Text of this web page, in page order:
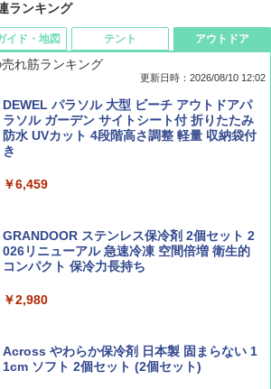
ランキング
BE-PAL(ビ-パル) 2026年 10 月号【特別付録:
ノルディスク 4ホール鋳鉄スキレット】
￥1,540
SOTO ミニマル"旅"財布 ランダム2種】
￥1,500
誌] (ＤＩＳＮＥＹ ＦＡＮ)
イド・地図
地球の歩き方 スター・ウォーズ
￥2,695
力的な町 2026～2027 地球の歩き方D アジア
￥2,079
球の歩き方A ヨーロッパ
テント
[キャンパーズコレクション 山善] ポップアッ
プテント 傘みたいに広げて畳める パッとサ
ッとサンシェード キューブ フルクローズ メ
ッシュ 簡単設置 ワンタッチテント キャンプ
ENDLESS BASE 《めざましテレビで紹介》
テント ワンタッチ RENEW 幅200 2-3人用 43
PYKES PEAK (パイクスピーク) 着替えテン
アウトドア
れ筋ランキング
更新日時：2026/08/10 12:02
DEWEL パラソル 大型 ビーチ アウトドアパ
ラソル ガーデン サイトシート付 折りたたみ
防水 UVカット 4段階高さ調整 軽量 収納袋付
き
￥6,459
GRANDOOR ステンレス保冷剤 2個セット 2
026リニューアル 急速冷凍 空間倍増 衛生的
コンパクト 保冷力長持ち
￥2,980
Across やわらか保冷剤 日本製 固まらない 1
1cm ソフト 2個セット (2個セット)